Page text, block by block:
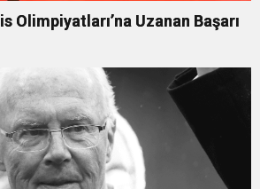
Olimpiyatları’na Uzanan Başarı